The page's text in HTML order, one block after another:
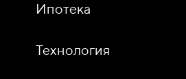
Ипотека
Технология